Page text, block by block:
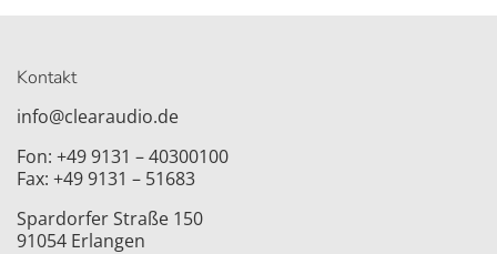
Kontakt
info@clearaudio.de
Fon: +49 9131 – 40300100
Fax: +49 9131 – 51683
Spardorfer Straße 150
91054 Erlangen